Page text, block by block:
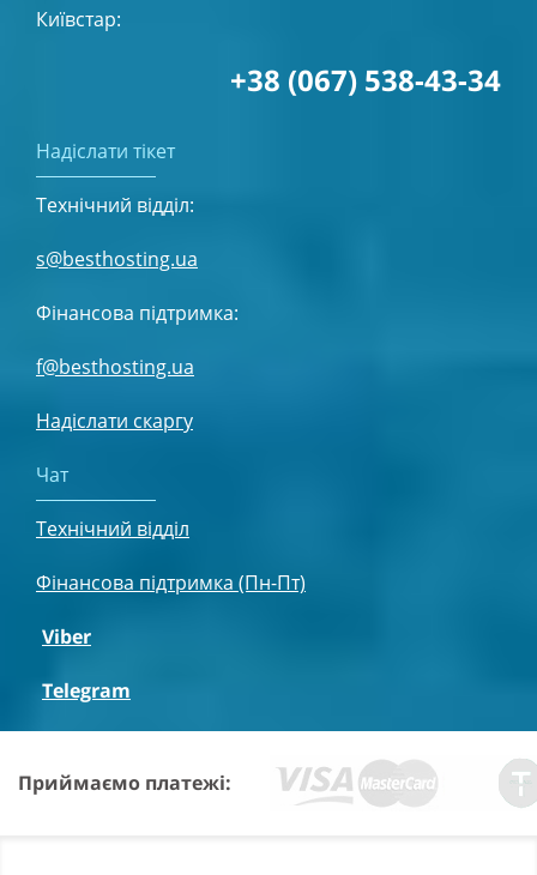
Київстар:
+38 (067) 538-43-34
Надіслати тікет
Технічний відділ:
s@besthosting.ua
Фінансова підтримка:
f@besthosting.ua
Надіслати скаргу
Чат
Технічний відділ
Фінансова підтримка (Пн-Пт)
Viber
Telegram
Приймаємо платежі: